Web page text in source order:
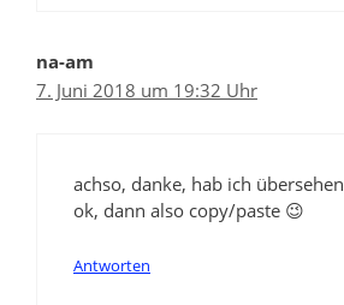
na-am
7. Juni 2018 um 19:32 Uhr
achso, danke, hab ich übersehen
ok, dann also copy/paste 😉
Antworten